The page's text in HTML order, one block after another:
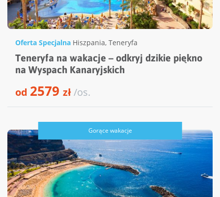
Oferta Specjalna Hiszpania, Teneryfa
Teneryfa na wakacje – odkryj dzikie piękno
na Wyspach Kanaryjskich
od 2579 zł/os.
Gorące wakacje